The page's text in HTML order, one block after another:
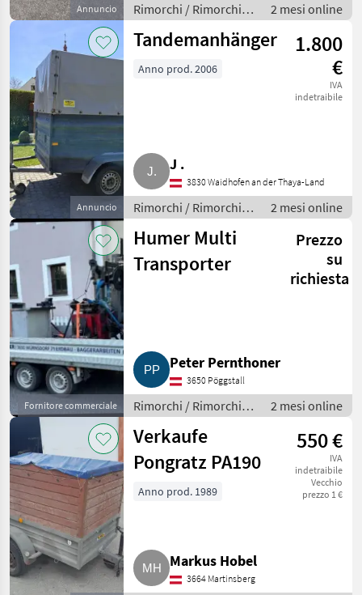
Annuncio
Rimorchi / Rimorchi
per auto
2 mesi online
Annuncio
Tandemanhänger
1.800
€
IVA
indetraibile
Anno prod. 2006
J .
3830 Waidhofen an der Thaya-Land
Rimorchi / Rimorchi
per auto
2 mesi online
Fornitore commerciale
Humer Multi
Transporter
Prezzo
su
richiesta
Peter Pernthoner
3650 Pöggstall
Rimorchi / Rimorchi
per auto
2 mesi online
Verkaufe
Pongratz PA190
550 €
IVA
indetraibile
Vecchio
prezzo 1 €
Anno prod. 1989
Markus Hobel
3664 Martinsberg